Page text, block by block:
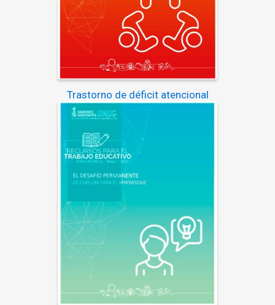
Trastorno de déficit atencional